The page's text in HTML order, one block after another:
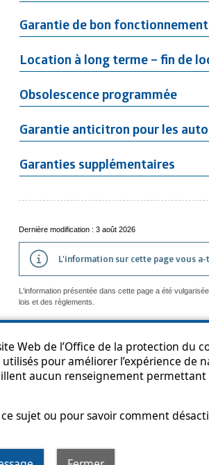
Web de l’Office de la protection du
pour améliorer l’expérience de
aucun renseignement permettant
sujet ou pour savoir comment
s’ouvrira dans une nouvelle
Garantie de bon
Location à long terme – fin de
Obsolescence programmée
Garantie anticitron pour les
Garanties supplémentaires
Dernière modification : 3 août 2026
L'information sur cette page vous
L'information présentée dans cette page a été
lois et des règlements.
Accessibilité Politique de confidentialité
© Gouvernement du Québec, 2013-2025